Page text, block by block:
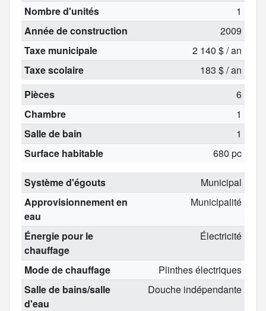
Nombre d'unités
1
Année de construction
2009
Taxe municipale
2 140 $ / an
Taxe scolaire
183 $ / an
Pièces
6
Chambre
1
Salle de bain
1
Surface habitable
680 pc
Système d'égouts
Municipal
Approvisionnement en
eau
Municipalité
Énergie pour le
chauffage
Électricité
Mode de chauffage
Plinthes électriques
Salle de bains/salle
d'eau
Douche indépendante